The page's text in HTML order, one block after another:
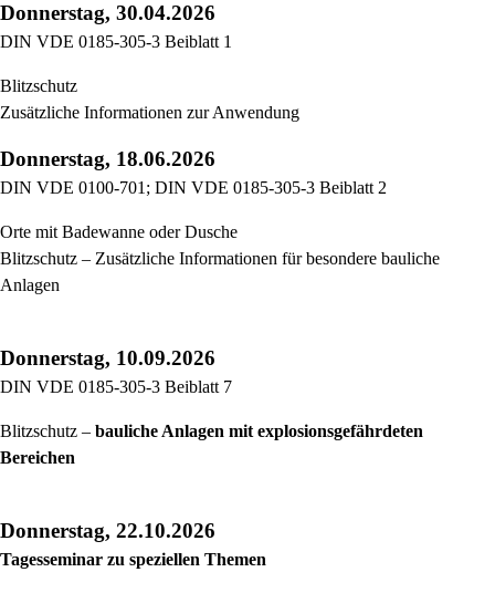
Donnerstag, 30.04.2026
DIN VDE 0185-305-3 Beiblatt 1
Blitzschutz
Zusätzliche Informationen zur Anwendung
Donnerstag, 18.06.2026
DIN VDE 0100-701; DIN VDE 0185-305-3 Beiblatt 2
Orte mit Badewanne oder Dusche
Blitzschutz – Zusätzliche Informationen für besondere bauliche
Anlagen
Donnerstag, 10.09.2026
DIN VDE 0185-305-3 Beiblatt 7
Blitzschutz – bauliche Anlagen mit explosionsgefährdeten
Bereichen
Donnerstag, 22.10.2026
Tagesseminar zu speziellen Themen